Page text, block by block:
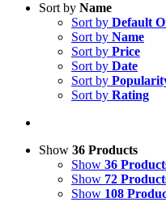
Sort by Name
Sort by Default
Sort by Name
Sort by Price
Sort by Date
Sort by
Sort by Rating
Show 36 Products
Show 36
Show 72
Show 108